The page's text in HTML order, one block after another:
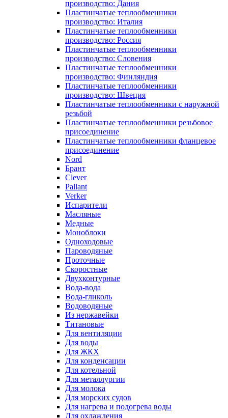
производство: Дания
Пластинчатые теплообменники
производство: Италия
Пластинчатые теплообменники
производство: Россия
Пластинчатые теплообменники
производство: Словения
Пластинчатые теплообменники
производство: Финляндия
Пластинчатые теплообменники
производство: Швеция
Пластинчатые теплообменники с наружной
резьбой
Пластинчатые теплообменники резьбовое
присоединение
Пластинчатые теплообменники фланцевое
присоединение
Nord
Брант
Clever
Pallant
Verker
Испарители
Масляные
Медные
Моноблоки
Одноходовые
Пароводяные
Проточные
Скоростные
Двухконтурные
Вода-вода
Вода-гликоль
Водоводяные
Из нержавейки
Титановые
Для вентиляции
Для воды
Для ЖКХ
Для конденсации
Для котельной
Для металлургии
Для молока
Для морских судов
Для нагрева и подогрева воды
Для охлаждения